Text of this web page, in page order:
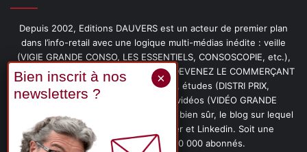
Depuis 2002, Editions DAUVERS est un acteur de premier plan
dans l’info-retail avec une logique multi-médias inédite : veille
(VIGIE GRANDE CONSO, LES ESSENTIELS, CONSOSCOPIE, etc.),
livres (PENSER-CLIENT, IMAGE-PRIX, DEVENEZ LE COMMERÇANT
PRÉFÉRÉ DE VOS CLIENTS, etc.), études (DISTRI PRIX,
PROMOFLASH, DRIVE INSIGHTS), vidéos (VIDÉO GRANDE
CONSO), podcasts (CAFÉ CONSO) et, bien sûr, le blog sur lequel
vous êtes, ainsi que les fils Twitter et Linkedin. Soit une
communauté de plus de 150 000 abonnés.